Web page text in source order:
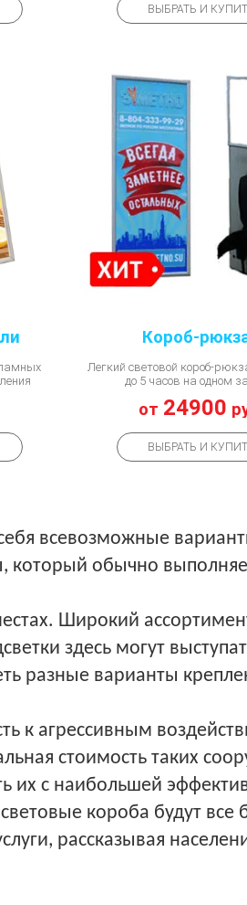
ВЫБРАТЬ И
Короб-
Легкий световой короб-
до 5 часов на одном
от 24900
ВЫБРАТЬ И
всевозможные
обычно
Широкий
здесь могут
варианты
к агрессивным
стоимость таких
их с наибольшей
короба будут все
рассказывая